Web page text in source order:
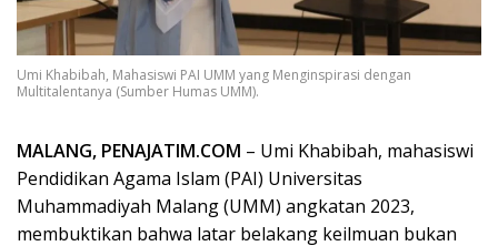
Umi Khabibah, Mahasiswi PAI UMM yang Menginspirasi dengan
Multitalentanya (Sumber Humas UMM).
MALANG, PENAJATIM.COM – Umi Khabibah, mahasiswi
Pendidikan Agama Islam (PAI) Universitas
Muhammadiyah Malang (UMM) angkatan 2023,
membuktikan bahwa latar belakang keilmuan bukan